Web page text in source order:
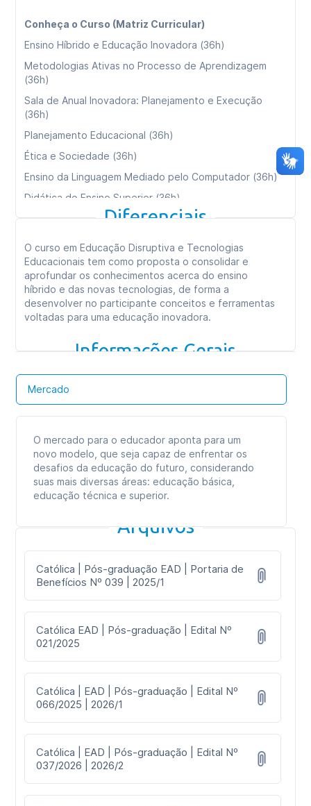
Conheça o Curso (Matriz Curricular)
Ensino Híbrido e Educação Inovadora (36h)
Metodologias Ativas no Processo de Aprendizagem
(36h)
Sala de Anual Inovadora: Planejamento e Execução
(36h)
Planejamento Educacional (36h)
Ética e Sociedade (36h)
Ensino da Linguagem Mediado pelo Computador (36h)
Didática do Ensino Superior (36h)
Processos Cognitivos e Aprendizagem (36h)
Ambientes Virtuais de Aprendizagem e Design
Instrucional (36h)
Carga horária total:360h
Formato das aulas:Aulas online
Diferenciais
O curso em Educação Disruptiva e Tecnologias
Educacionais tem como proposta o consolidar e
aprofundar os conhecimentos acerca do ensino
híbrido e das novas tecnologias, de forma a
desenvolver no participante conceitos e ferramentas
voltadas para uma educação inovadora.
Informações Gerais
Mercado
O mercado para o educador aponta para um
novo modelo, que seja capaz de enfrentar os
desafios da educação do futuro, considerando
suas mais diversas áreas: educação básica,
educação técnica e superior.
Arquivos
Católica | Pós-graduação EAD | Portaria de
Benefícios Nº 039 | 2025/1
Católica EAD | Pós-graduação | Edital Nº
021/2025
Católica | EAD | Pós-graduação | Edital Nº
066/2025 | 2026/1
Católica | EAD | Pós-graduação | Edital Nº
037/2026 | 2026/2